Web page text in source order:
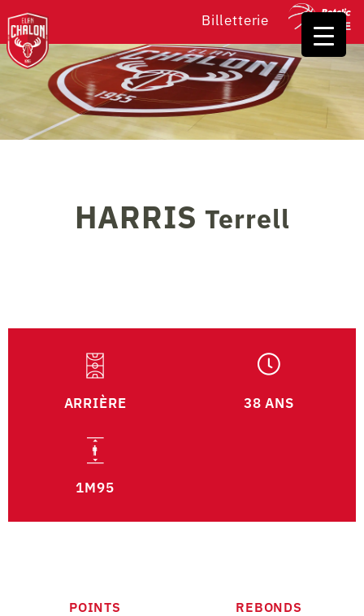
Billetterie
HARRIS Terrell
ARRIÈRE 38 ANS
1M95
POINTS REBONDS